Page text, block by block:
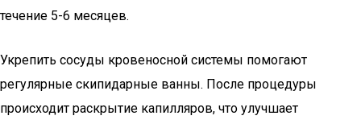
течение 5-6 месяцев.
Укрепить сосуды кровеносной системы помогают
регулярные скипидарные ванны. После процедуры
происходит раскрытие капилляров, что улучшает